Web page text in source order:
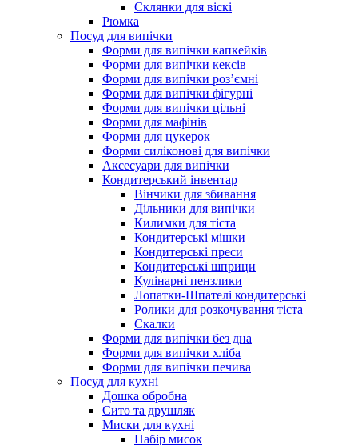
Склянки для віскі
Рюмка
Посуд для випічки
Форми для випічки капкейків
Форми для випічки кексів
Форми для випічки роз’ємні
Форми для випічки фігурні
Форми для випічки цільні
Форми для мафінів
Форми для цукерок
Форми силіконові для випічки
Аксесуари для випічки
Кондитерський інвентар
Вінчики для збивання
Дільники для випічки
Килимки для тіста
Кондитерські мішки
Кондитерські преси
Кондитерські шприци
Кулінарні пензлики
Лопатки-Шпателі кондитерські
Ролики для розкочування тіста
Скалки
Форми для випічки без дна
Форми для випічки хліба
Форми для випічки печива
Посуд для кухні
Дошка обробна
Сито та друшляк
Миски для кухні
Набір мисок